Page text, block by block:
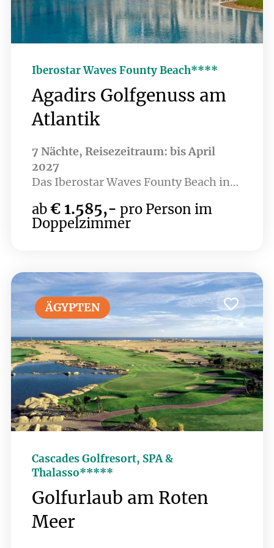
Service erwarten. Auch abseits des
Platzes überzeugt das Long Beach mit
großzügigen Zimmern, erstklassiger
Ambiente – ideal für Golfer, die mehr
suchen als nur eine Runde.
Iberostar Waves Founty Beach****
Agadirs Golfgenuss am
Atlantik
7 Nächte, Reisezeitraum: bis April
2027
Das Iberostar Waves Founty Beach in
hervorragende Lage direkt am
weitläufigen Sandstrand, ideal für
Kombination aus Erholung und
Aktivität. In unmittelbarer Nähe finden
Gäste erstklassige Golfplätze, die
Golfer aller Erfahrungsstufen
einladen, ihre Technik zu verbessern
und die atemberaubende
Küstenlandschaft zu genießen. Hier
lässt sich Golf mit entspannenden
Momenten am Strand hervorragend
verbinden.
ab€ 1.585,- pro Person im
Doppelzimmer
ÄGYPTEN
Cascades Golfresort, SPA &
Thalasso*****
Golfurlaub am Roten
Meer